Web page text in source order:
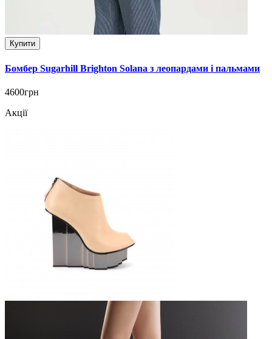
Купити
Бомбер Sugarhill Brighton Solana з леопардами і пальмами
4600грн
Акції